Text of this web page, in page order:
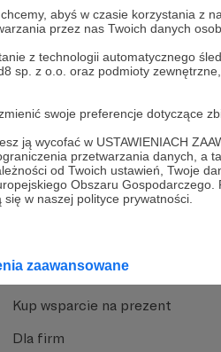
abyś w czasie korzystania z
przez nas Twoich danych
z technologii automatycznego
sp. z o.o. oraz podmioty
swoje preferencje dotyczące
ją wycofać w USTAWIENIACH
przetwarzania danych, a
od Twoich ustawień, Twoje
Obszaru
w naszej polityce prywatności.
zaawansowane
Jak to działa
Funkcje Patronite
Dlaczego Patronite?
Opinie Twórców
Kup wsparcie na prezent
Dla firm